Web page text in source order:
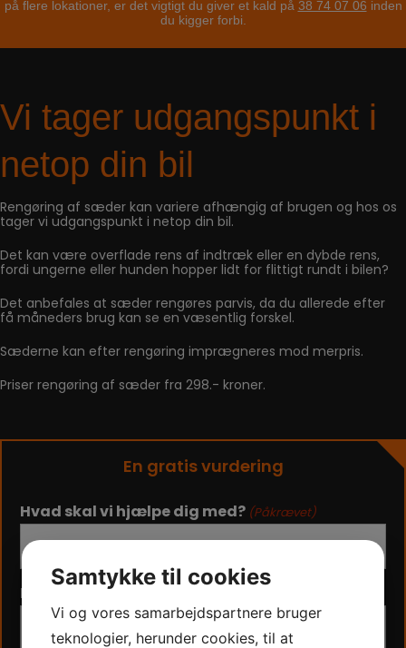
på flere lokationer, er det vigtigt du giver et kald på 38 74 07 06 inden
du kigger forbi.
Vi tager udgangspunkt i
netop din bil
Rengøring af sæder kan variere afhængig af brugen og hos os
tager vi udgangspunkt i netop din bil.
Det kan være overflade rens af indtræk eller en dybde rens,
fordi ungerne eller hunden hopper lidt for flittigt rundt i bilen?
Det anbefales at sæder rengøres parvis, da du allerede efter
få måneders brug kan se en væsentlig forskel.
Sæderne kan efter rengøring imprægneres mod merpris.
Priser rengøring af sæder fra 298.- kroner.
En gratis vurdering
Hvad skal vi hjælpe dig med? (Påkrævet)
Samtykke til cookies
Vi og vores samarbejdspartnere bruger
teknologier, herunder cookies, til at